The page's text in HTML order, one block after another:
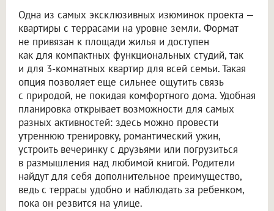
Одна из самых эксклюзивных изюминок проекта —
квартиры с террасами на уровне земли. Формат
не привязан к площади жилья и доступен
как для компактных функциональных студий, так
и для 3-комнатных квартир для всей семьи. Такая
опция позволяет еще сильнее ощутить связь
с природой, не покидая комфортного дома. Удобная
планировка открывает возможности для самых
разных активностей: здесь можно провести
утреннюю тренировку, романтический ужин,
устроить вечеринку с друзьями или погрузиться
в размышления над любимой книгой. Родители
найдут для себя дополнительное преимущество,
ведь с террасы удобно и наблюдать за ребенком,
пока он резвится на улице.